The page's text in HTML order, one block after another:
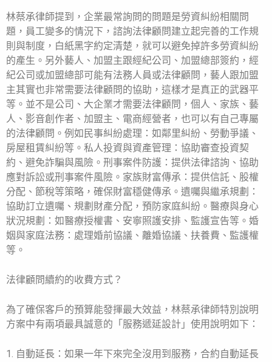
林蔡承律師提到，企業最常詢問的問題是勞資糾紛相關問
題，員工變多的情況下，諮詢法律顧問建立起完善的工作規
則與制度，白紙黑字約定清楚，就可以避免掉許多勞資糾紛
的產生。另外藝人、加盟主跟經紀公司、加盟總部簽約，經
紀公司或加盟總部可能有法務人員或法律顧問，藝人跟加盟
主其實也非常需要法律顧問的協助，這樣才是真正的武器平
等。並不是公司、大企業才需要法律顧問，個人、家族、藝
人、影音創作者、加盟主、電商經營者，也可以有自己專屬
的法律顧問。例如民事糾紛處理：如鄰里糾紛、勞動爭議、
房屋租賃糾紛等。私人投資與資產管理：協助審查投資契
約、避免詐騙與風險。刑事案件防護：提供法律諮詢、協助
應對訴訟或刑事案件風險。家族財富傳承：提供信託、股權
分配、節稅等策略，確保財富穩健傳承。遺囑與繼承規劃：
協助訂立遺囑、規劃財產分配，預防家庭糾紛。醫療與身心
狀況規劃：如醫療授權書、安寧照護安排、監護宣告等。婚
姻與家庭法務：處理婚前協議、離婚協議、扶養費、監護權
等。
法律顧問續約的收費方式？
為了確保客戶的預算能發揮最大效益，林蔡承律師特別說明
方案中有兩項最具誠意的「服務遞延設計」使用說明如下：
1. 自動延長：如果一年下來完全沒用到服務，合約自動延長